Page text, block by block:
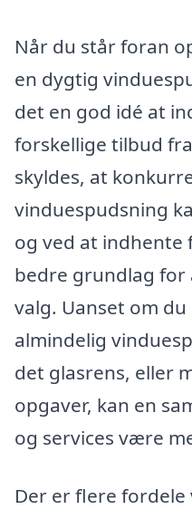
Når du står foran
en dygtig
det en god idé at
forskellige tilbud
skyldes, at
vinduespudsning
og ved at
bedre grundlag
valg. Uanset om
almindelig
det glasrens, eller
opgaver, kan en
og services være
Der er flere